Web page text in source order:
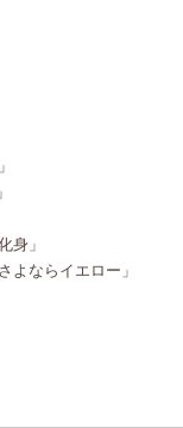
」
ロー」